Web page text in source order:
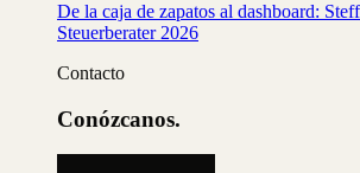
De la caja de zapatos al dashboard:
Steuerberater 2026
Contacto
Conózcanos.